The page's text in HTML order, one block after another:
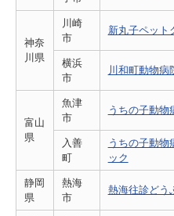
神奈
川県
川崎
市
新丸子ペット
横浜
市
川和町動物病
富山
県
魚津
市
うちの子動物
入善
町
うちの子動
ック
静岡
県
熱海
市
熱海往診どう